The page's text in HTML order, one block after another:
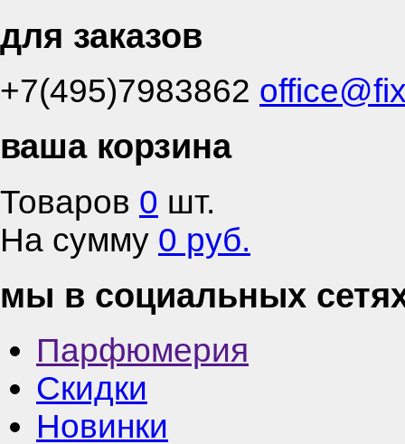
для заказов
+7(495)7983862
ваша корзина
Товаров 0 шт.
На сумму 0 руб.
мы в социальных
Парфюмерия
Скидки
Новинки